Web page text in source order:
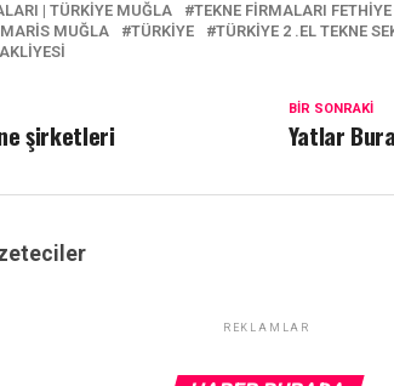
| TÜRKİYE MUĞLA
TEKNE FIRMALARI
MUĞLA
TÜRKİYE TÜRKİYE 2 .EL TEKNE
BIR SONRAKI
Yatlar
şirketleri
REKLAMLAR